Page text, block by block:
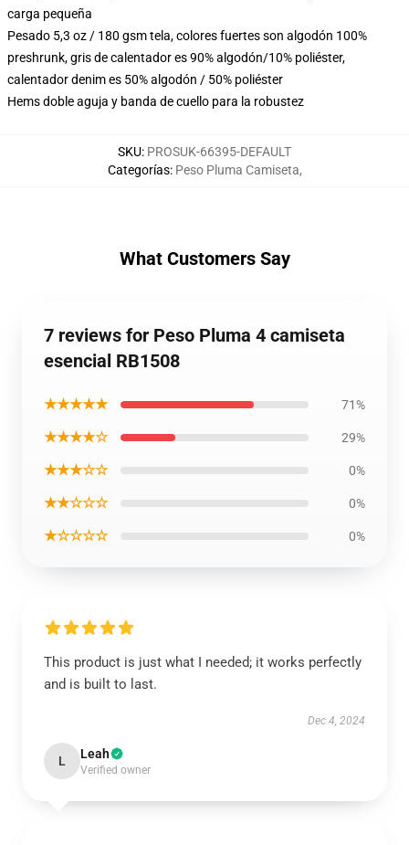
carga pequeña
Pesado 5,3 oz / 180 gsm tela, colores fuertes son algodón 100%
preshrunk, gris de calentador es 90% algodón/10% poliéster,
calentador denim es 50% algodón / 50% poliéster
Hems doble aguja y banda de cuello para la robustez
SKU: PROSUK-66395-DEFAULT
Categorías: Peso Pluma Camiseta,
What Customers Say
7 reviews for Peso Pluma 4 camiseta
esencial RB1508
★★★★★ 71%
★★★★☆ 29%
★★★☆☆ 0%
★★☆☆☆ 0%
★☆☆☆☆ 0%
This product is just what I needed; it works perfectly
and is built to last.
Dec 4, 2024
L Leah
Verified owner